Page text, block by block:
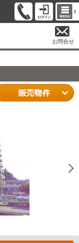
お問合せ